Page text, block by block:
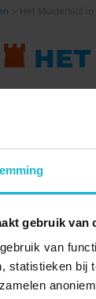
gebruik van
van
statistieken bij